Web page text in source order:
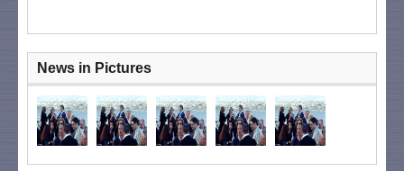
News in Pictures